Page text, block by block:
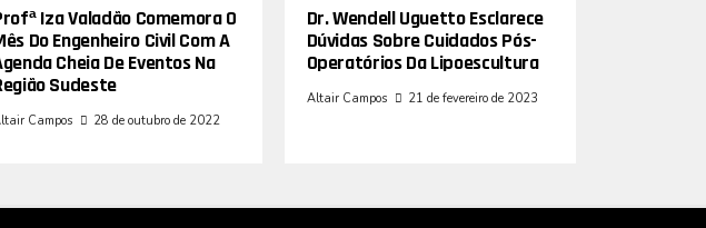
Iza Valadão Comemora O
Do Engenheiro Civil Com A
Cheia De Eventos Na
Sudeste
Campos 28 de outubro de 2022
Dr. Wendell Uguetto Esclarece
Dúvidas Sobre Cuidados Pós-
Operatórios Da Lipoescultura
Altair Campos 21 de fevereiro de 2023